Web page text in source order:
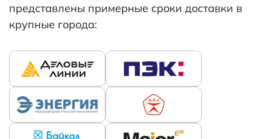
представлены примерные сроки доставки в
крупные города: